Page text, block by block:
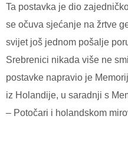
Ta postavka je dio
se očuva sjećanje na žrtve
svijet još jednom pošalje
Srebrenici nikada više ne
postavke napravio je
iz Holandije, u saradnji s
– Potočari i holandskom